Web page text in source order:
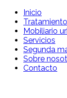
Inicio
Mobiliario
Servicios
Segunda
Sobre
Contacto